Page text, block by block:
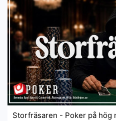
Storfräsaren - Poker på hög